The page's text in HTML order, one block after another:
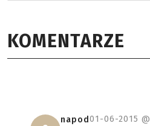
KOMENTARZE
napod01-06-2015 @